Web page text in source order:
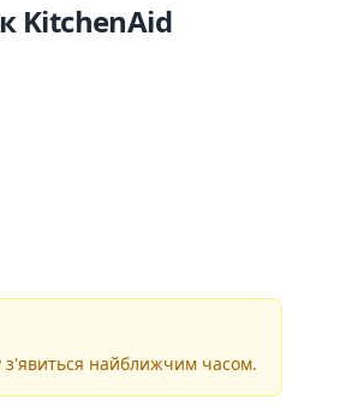
KitchenAid
з'явиться найближчим часом.